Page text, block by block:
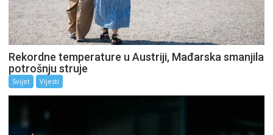
Rekordne temperature u Austriji, Mađarska smanjila
potrošnju struje
Svijet Vijesti